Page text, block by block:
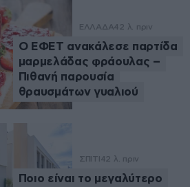
ΕΛΛΑΔΑ42 λ. πριν
Ο ΕΦΕΤ ανακάλεσε παρτίδα
μαρμελάδας φράουλας –
Πιθανή παρουσία
θραυσμάτων γυαλιού
ΣΠΙΤΙ42 λ. πριν
Ποιο είναι το μεγαλύτερο